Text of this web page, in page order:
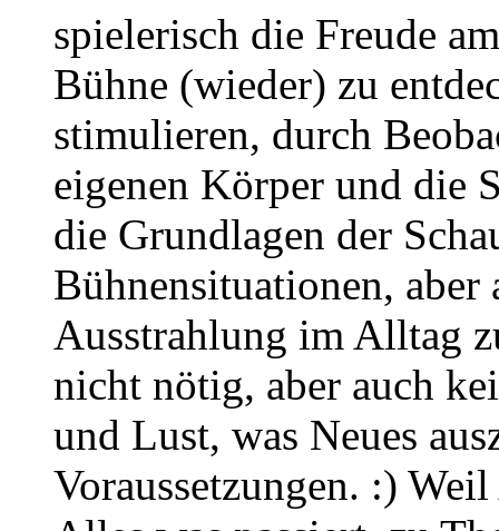
spielerisch die Freude
Bühne (wieder) zu
stimulieren, durch
eigenen Körper und die
die Grundlagen der
Bühnensituationen,
Ausstrahlung im Alltag
nicht nötig, aber auch
und Lust, was Neues
Voraussetzungen. :)